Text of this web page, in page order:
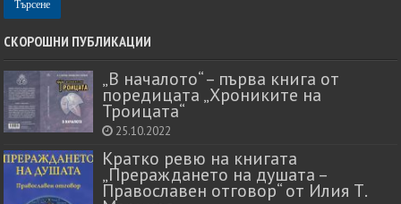
СКОРОШНИ ПУБЛИКАЦИИ
„В началото“ – първа книга от
поредицата „Хрониките на
Троицата“
25.10.2022
Кратко ревю на книгата
„Прераждането на душата –
Православен отговор“ от Илия Т.